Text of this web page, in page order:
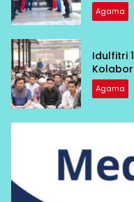
Agama
Idulfitri
Agama